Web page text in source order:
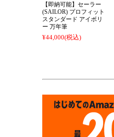
【即納可能】セーラー
(SAILOR) プロフィット
スタンダード アイボリ
ー 万年筆
¥44,000(税込)